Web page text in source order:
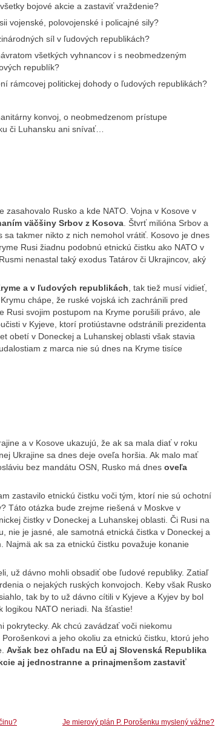
bojové akcie a zastaviť vraždenie?
vojenské, polovojenské i policajné sily?
síl v ľudových republikách?
všetkých vyhnancov i s neobmedzeným
republík?
rámcovej politickej dohody o ľudových republikách?
konvoj, o neobmedzenom prístupe
či Luhansku ani snívať…
Rusko a kde NATO. Vojna v Kosove v
väčšiny Srbov z Kosova. Štvrť milióna Srbov a
takmer nikto z nich nemohol vrátiť. Kosovo je dnes
Rusi žiadnu podobnú etnickú čistku ako NATO v
nenastal taký exodus Tatárov či Ukrajincov, aký
a v ľudových republikách, tak tiež musí vidieť,
chápe, že ruské vojská ich zachránili pred
Rusi svojim postupom na Kryme porušili právo, ale
v Kyjeve, ktorí protiústavne odstránili prezidenta
obetí v Doneckej a Luhanskej oblasti však stavia
z marca nie sú dnes na Kryme tisíce
a v Kosove ukazujú, že ak sa mala diať v roku
Ukrajine sa dnes deje oveľa horšia. Ak malo mať
bez mandátu OSN, Rusko má dnes oveľa
zastavilo etnickú čistku voči tým, ktorí nie sú ochotní
Táto otázka bude zrejme riešená v Moskve v
čistky v Doneckej a Luhanskej oblasti. Či Rusi na
nie je jasné, ale samotná etnická čistka v Doneckej a
ak sa za etnickú čistku považuje konanie
už dávno mohli obsadiť obe ľudové republiky. Zatiaľ
o nejakých ruských konvojoch. Keby však Rusko
tak by to už dávno cítili v Kyjeve a Kyjev by bol
logikou NATO neriadi. Na šťastie!
pokrytecky. Ak chcú zavádzať voči niekomu
a jeho okoliu za etnickú čistku, ktorú jeho
Avšak bez ohľadu na EÚ aj Slovenská Republika
aj jednostranne a prinajmenšom zastaviť
Je mierový plán P. Porošenku myslený vážne?